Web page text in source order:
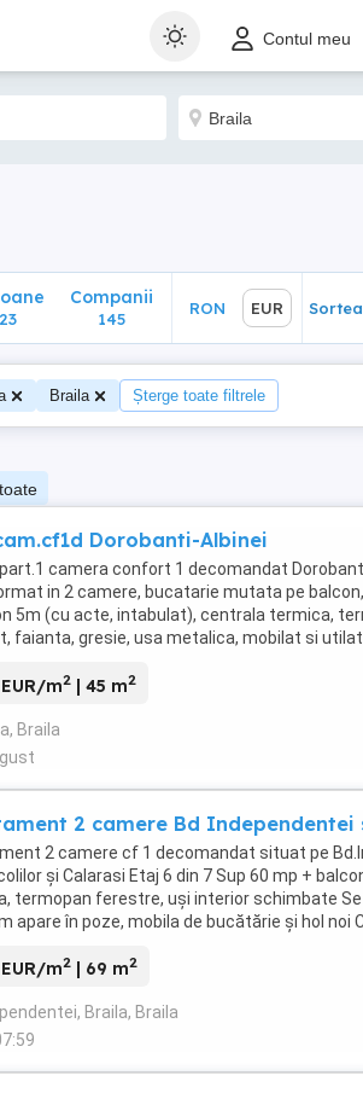
Contul meu
RON EUR Sortează
Companii
145
RON EUR
Braila Șterge toate filtrele
Dorobanti-Albinei
camera confort 1 decomandat
in 2 camere, bucatarie mutata pe
5m (cu acte, intabulat), centrala termica,
faianta, gresie, usa metalica, mobilat si utilat
m2 | 45 m2
Braila
2 camere Bd Independentei
2 camere cf 1 decomandat situat pe
și Calarasi Etaj 6 din 7 Sup 60 mp +
termopan ferestre, uși interior schimbate
apare în poze, mobila de bucătărie și hol noi
m2 | 69 m2
Braila, Braila